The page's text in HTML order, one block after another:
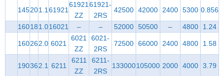
145201.161921
61921
ZZ
61921-
2RS
42500 42000 2400 5300 0.856
160181.016021 – – 52000 50500 – 4800 1.24
160262.0 6021
6021
ZZ
6021-
2RS
72500 66000 2400 4800 1.58
190362.1 6211
6211
ZZ
6211-
2RS
133000105000 2000 4000 3.79